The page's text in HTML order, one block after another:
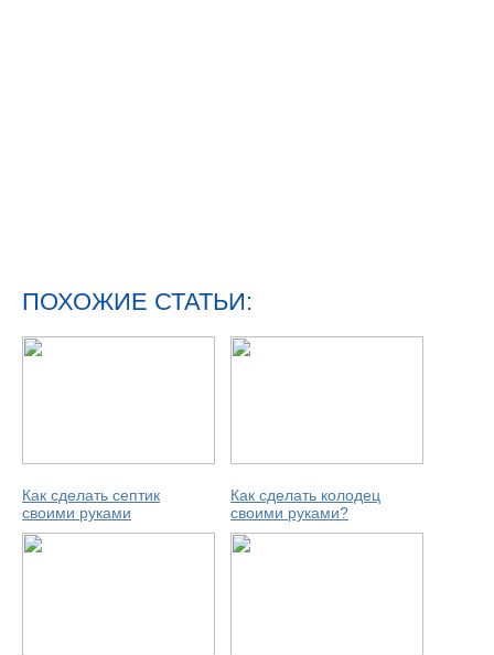
ПОХОЖИЕ СТАТЬИ:
Как сделать септик
своими руками
Как сделать колодец
своими руками?